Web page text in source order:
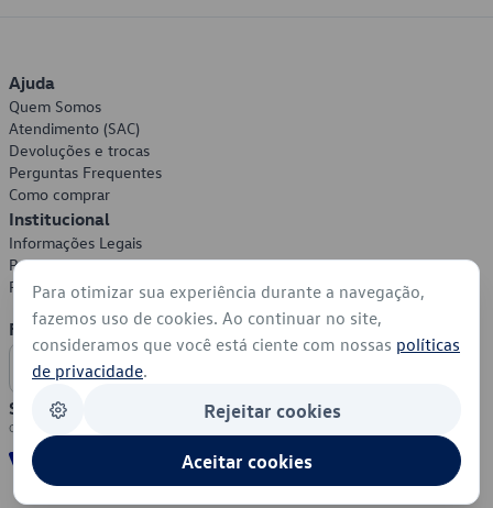
Ajuda
Quem Somos
Atendimento (SAC)
Devoluções e trocas
Perguntas Frequentes
Como comprar
Institucional
Informações Legais
Política de Privacidade
Política de Cookies
Formas de Pagamento
Segurança
Para otimizar sua experiência durante a navegação,
fazemos uso de cookies. Ao continuar no site,
consideramos que você está ciente com nossas políticas
de privacidade.
Rejeitar cookies
Aceitar cookies